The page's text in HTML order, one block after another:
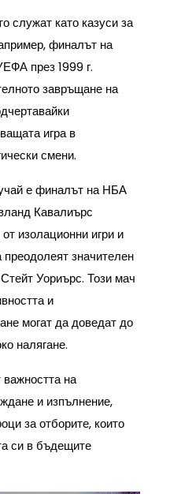
служат като казуси за
финалът на
през 1999 г.
завръщане на
игра в
смени.
е финалът на НБА
Кавалиърс
изолационни игри и
значителен
Уориърс. Този мач
и
могат да доведат до
налягане.
на
и изпълнение,
за отборите, които
си в бъдещите